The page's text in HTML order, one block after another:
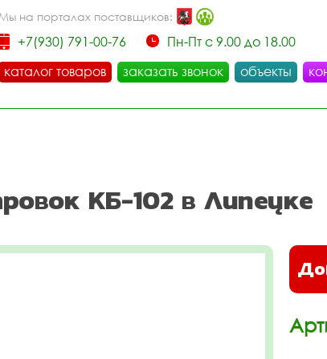
Мы на порталах поставщиков:
+7(930) 791-00-76
Пн-Пт с 9.00 до 18.00
каталог товаров
заказать звонок объекты
КБ-102 в Липецке